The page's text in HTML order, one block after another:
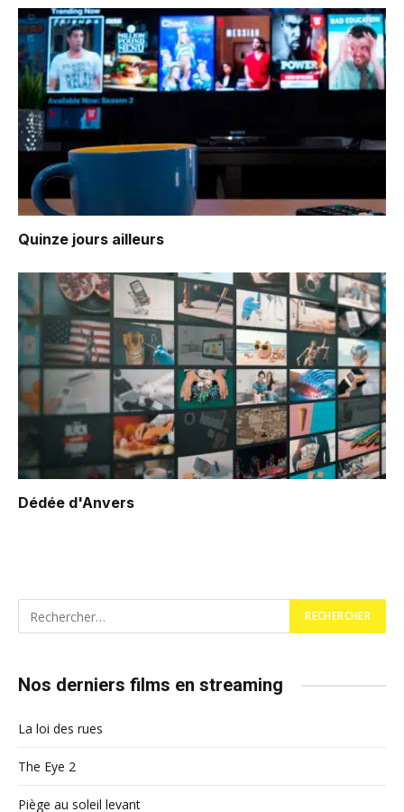
Quinze jours ailleurs
Dédée d'Anvers
Nos derniers films en streaming
La loi des rues
The Eye 2
Piège au soleil levant